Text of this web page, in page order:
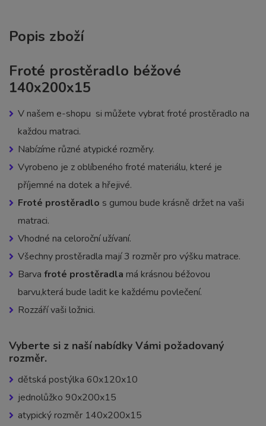
Popis zboží
Froté prostěradlo béžové
140x200x15
V našem e-shopu si můžete vybrat froté prostěradlo na
každou matraci.
Nabízíme různé atypické rozměry.
Vyrobeno je z oblíbeného froté materiálu, které je
příjemné na dotek a hřejivé.
Froté prostěradlo s gumou bude krásně držet na vaši
matraci.
Vhodné na celoroční užívaní.
Všechny prostěradla mají 3 rozměr pro výšku matrace.
Barva froté prostěradla má krásnou béžovou
barvu,která bude ladit ke každému povlečení.
Rozzáří vaši ložnici.
Vyberte si z naší nabídky Vámi požadovaný
rozměr.
dětská postýlka 60x120x10
jednolůžko 90x200x15
atypický rozměr 140x200x15